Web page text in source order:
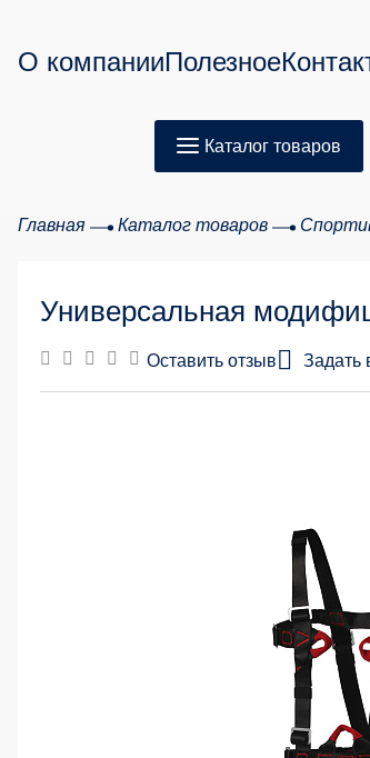
О компанииПолезное
Каталог товаров
Главная Каталог товаров
Универсальная
Оставить отзыв Задать